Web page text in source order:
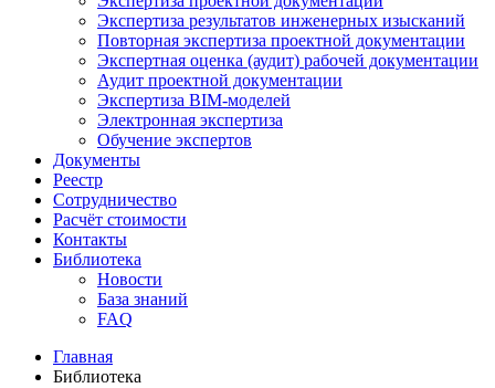
Экспертиза результатов инженерных изысканий
Повторная экспертиза проектной документации
Экспертная оценка (аудит) рабочей документации
Аудит проектной документации
Экспертиза BIM-моделей
Электронная экспертиза
Обучение экспертов
Документы
Реестр
Сотрудничество
Расчёт стоимости
Контакты
Библиотека
Новости
База знаний
FAQ
Главная
Библиотека